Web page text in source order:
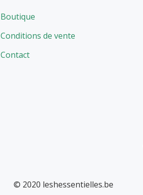
Boutique
Conditions de vente
Contact
© 2020 leshessentielles.be